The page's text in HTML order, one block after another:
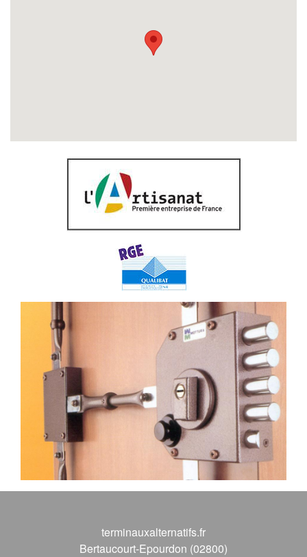
terminauxalternatifs.fr
Bertaucourt-Epourdon (02800)